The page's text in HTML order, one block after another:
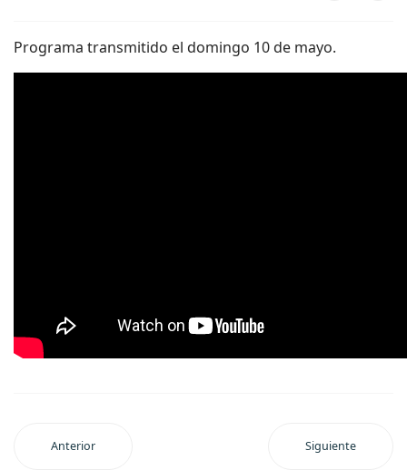
Programa transmitido el domingo 10 de mayo.
Anterior Siguiente